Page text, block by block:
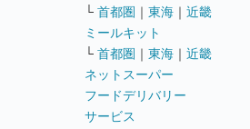
└ 首都圏 ｜ 東海 ｜ 近畿
ミールキット
└ 首都圏 ｜ 東海 ｜ 近畿
ネットスーパー
フードデリバリー
サービス